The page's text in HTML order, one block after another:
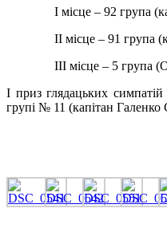
І місце – 92 група
ІІ місце – 91 група
ІІІ місце – 5 група
І приз глядацьких
групі № 11 (капітан Галенко